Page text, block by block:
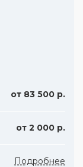
от 83 500 р.
от 2 000 р.
Подробнее